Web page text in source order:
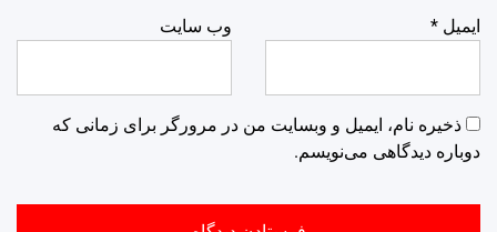
ایمیل * وب‌ سایت
ذخیره نام، ایمیل و وبسایت من در مرورگر برای زمانی که
دوباره دیدگاهی می‌نویسم.